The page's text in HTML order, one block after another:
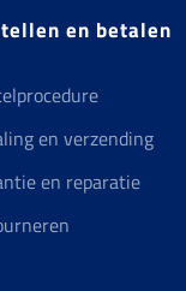
en betalen
en verzending
en reparatie